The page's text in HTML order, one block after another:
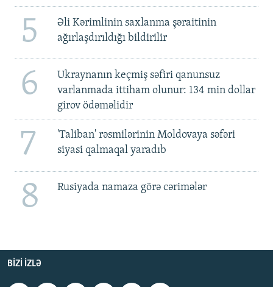
5
Əli Kərimlinin saxlanma şəraitinin
ağırlaşdırıldığı bildirilir
6
Ukraynanın keçmiş səfiri qanunsuz
varlanmada ittiham olunur: 134 min dollar
girov ödəməlidir
7
'Taliban' rəsmilərinin Moldovaya səfəri
siyasi qalmaqal yaradıb
8 Rusiyada namaza görə cərimələr
BIZI IZLƏ